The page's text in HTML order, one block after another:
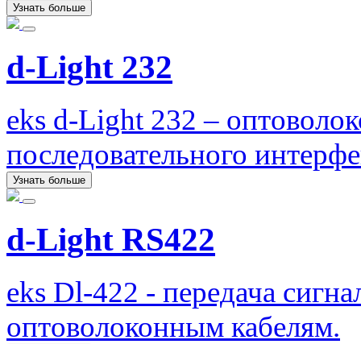
Узнать больше
d-Light 232
eks d-Light 232 –
последовательного
Узнать больше
d-Light RS422
eks Dl-422 - передача
оптоволоконным кабелям.